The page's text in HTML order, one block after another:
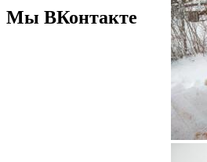
Мы ВКонтакте